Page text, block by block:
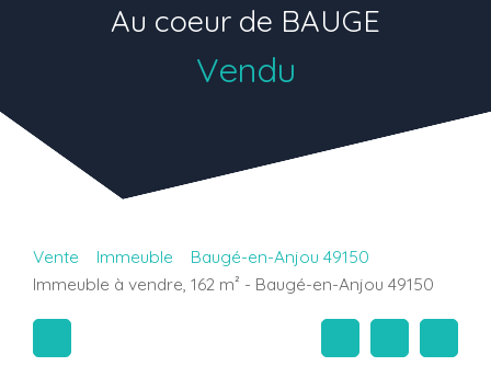
Au coeur de BAUGE
Vendu
Vente Immeuble
Baugé-en-Anjou 49150
Immeuble à vendre, 162 m² - Baugé-en-Anjou 49150